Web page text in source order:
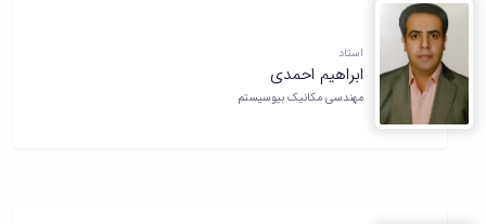
استاد
ابراهیم احمدی
مهندسی مکانیک بیوسیستم